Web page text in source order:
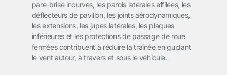
pare-brise incurvés, les parois latérales effilées, les
déflecteurs de pavillon, les joints aérodynamiques,
les extensions, les jupes latérales, les plaques
inférieures et les protections de passage de roue
fermées contribuent à réduire la traînée en guidant
le vent autour, à travers et sous le véhicule.